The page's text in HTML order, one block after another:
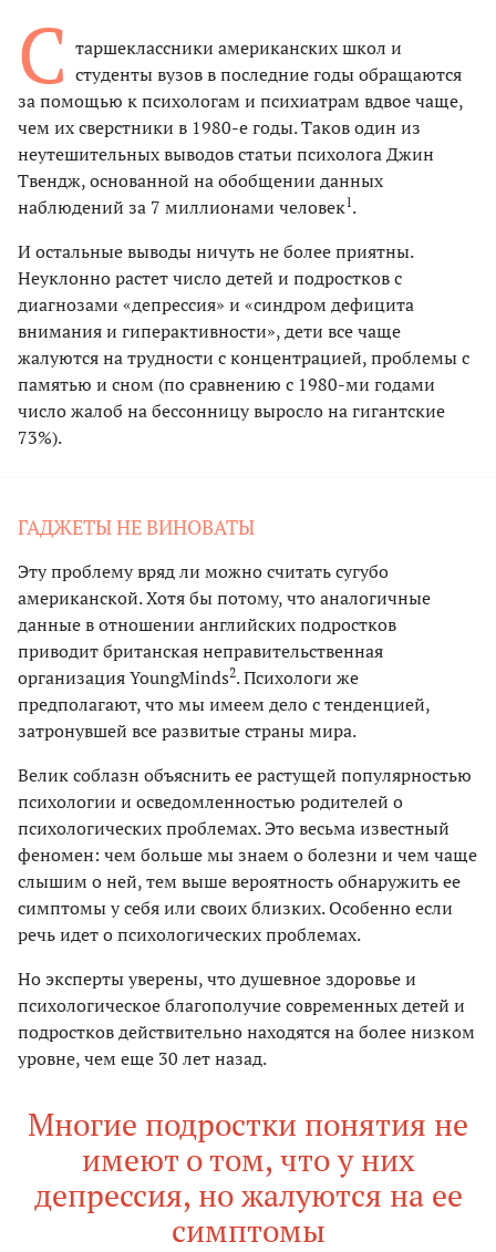
С таршеклассники американских школ и
студенты вузов в последние годы обращаются
за помощью к психологам и психиатрам вдвое чаще,
чем их сверстники в 1980-е годы. Таков один из
неутешительных выводов статьи психолога Джин
Твендж, основанной на обобщении данных
наблюдений за 7 миллионами человек1 .
И остальные выводы ничуть не более приятны.
Неуклонно растет число детей и подростков с
диагнозами «депрессия» и «синдром дефицита
внимания и гиперактивности», дети все чаще
жалуются на трудности с концентрацией, проблемы с
памятью и сном (по сравнению с 1980-ми годами
число жалоб на бессонницу выросло на гигантские
73%).
ГАДЖЕТЫ НЕ ВИНОВАТЫ
Эту проблему вряд ли можно считать сугубо
американской. Хотя бы потому, что аналогичные
данные в отношении английских подростков
приводит британская неправительственная
организация YoungMinds2. Психологи же
предполагают, что мы имеем дело с тенденцией,
затронувшей все развитые страны мира.
Велик соблазн объяснить ее растущей популярностью
психологии и осведомленностью родителей о
психологических проблемах. Это весьма известный
феномен: чем больше мы знаем о болезни и чем чаще
слышим о ней, тем выше вероятность обнаружить ее
симптомы у себя или своих близких. Особенно если
речь идет о психологических проблемах.
Но эксперты уверены, что душевное здоровье и
психологическое благополучие современных детей и
подростков действительно находятся на более низком
уровне, чем еще 30 лет назад.
Многие подростки понятия не
имеют о том, что у них
депрессия, но жалуются на ее
симптомы